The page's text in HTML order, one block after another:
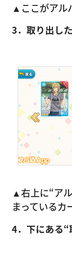
▲ここがアル
3．取り出し
▲右上に“ア
まっているカ
4．下にある“